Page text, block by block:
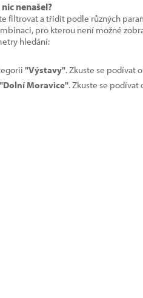
nenašel?
filtrovat a třídit podle různých
pro kterou není možné
hledání:
"Výstavy". Zkuste se podívat
"Dolní Moravice". Zkuste se podívat